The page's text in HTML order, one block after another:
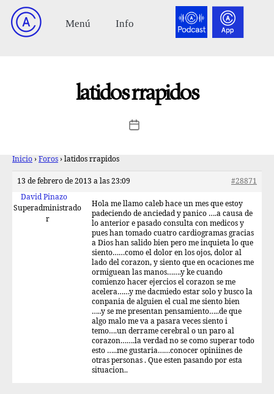
latidos rrapidos
Inicio › Foros › latidos rrapidos
13 de febrero de 2013 a las 23:09
#28871
David Pinazo
Superadministrado
r
Hola me llamo caleb hace un mes que estoy
padeciendo de anciedad y panico ….a causa de
lo anterior e pasado consulta con medicos y
pues han tomado cuatro cardiogramas gracias
a Dios han salido bien pero me inquieta lo que
siento……como el dolor en los ojos, dolor al
lado del corazon, y siento que en ocaciones me
ormiguean las manos…….y ke cuando
comienzo hacer ejercios el corazon se me
acelera……y me dacmiedo estar solo y busco la
conpania de alguien el cual me siento bien
…..y se me presentan pensamiento…..de que
algo malo me va a pasara veces siento i
temo….un derrame cerebral o un paro al
corazon…….la verdad no se como superar todo
esto …..me gustaria……conocer opiniines de
otras personas . Que esten pasando por esta
situacion..